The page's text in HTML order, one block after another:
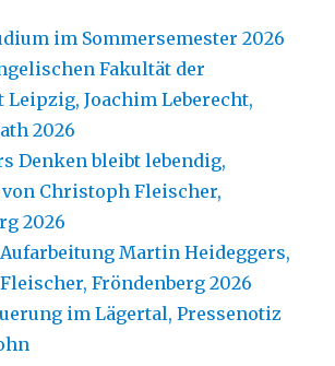
im Sommersemester 2026
Fakultät der
Joachim Leberecht,
2026
Denken bleibt lebendig,
Christoph Fleischer,
2026
Martin Heideggers,
Fröndenberg 2026
im Lägertal, Pressenotiz